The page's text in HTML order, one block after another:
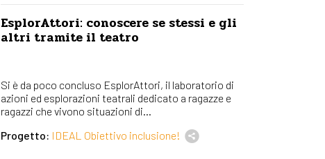
EsplorAttori: conoscere se stessi e gli
altri tramite il teatro
Si è da poco concluso EsplorAttori, il laboratorio di
azioni ed esplorazioni teatrali dedicato a ragazze e
ragazzi che vivono situazioni di...
Progetto: IDEAL Obiettivo inclusione!